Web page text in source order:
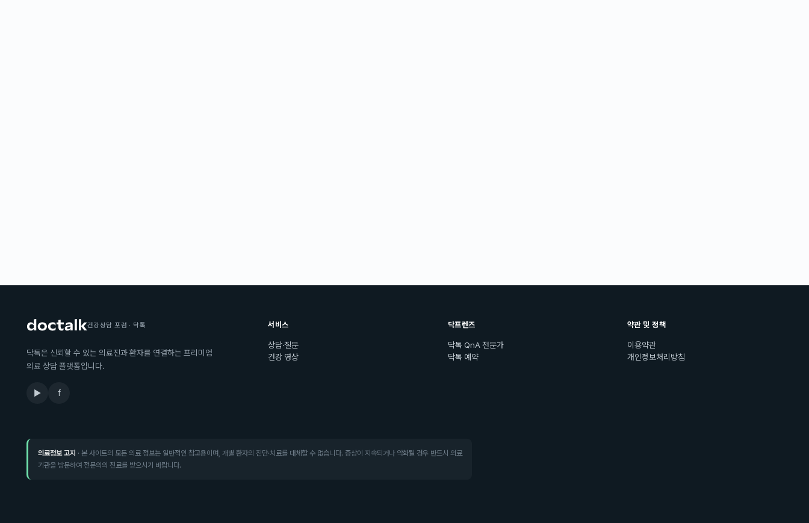
건강상담 포럼 · 닥톡
닥톡은 신뢰할 수 있는 의료진과 환자를 연결하는 프리미엄
의료 상담 플랫폼입니다.
▶ f
서비스
상담·질문
건강 영상
닥프렌즈
닥톡 QnA 전문가
닥톡 예약
약관 및 정책
이용약관
개인정보처리방침
의료정보 고지 · 본 사이트의 모든 의료 정보는 일반적인 참고용이며, 개별 환자의 진단·치료를 대체할 수 없습니다. 증상이 지속되거나 악화될 경우 반드시 의료
기관을 방문하여 전문의의 진료를 받으시기 바랍니다.